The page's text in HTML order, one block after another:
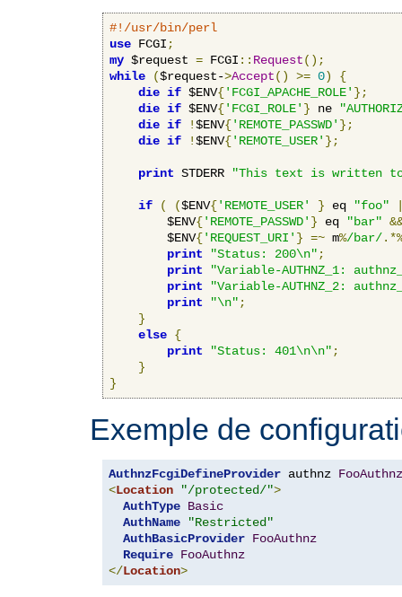
#!/usr/bin/perl
use FCGI ;
my $request = FCGI :: Request();
while
($request->Accept() >= 0)
{
die if $ENV{'FCGI_APACHE_ROLE' };
die if $ENV{'FCGI_ROLE' } ne
die if !$ENV{'REMOTE_PASSWD' };
die if !$ENV{'REMOTE_USER' };
print STDERR "This text is written
if ( ($ENV{'REMOTE_USER' } eq "foo"
        $ENV
{'REMOTE_PASSWD' } eq "bar"
        $ENV
{'REQUEST_URI' } =~ m%/bar/
print
"Status: 200\n" ;
print
"Variable-AUTHNZ_1:
print
"Variable-AUTHNZ_2:
print
"\n" ;
}
else {
print
"Status: 401\n\n" ;
}
}
Exemple de
AuthnzFcgiDefineProvider authnz FooAuthnz
<Location "/protected/">
AuthType Basic
AuthName
"Restricted"
AuthBasicProvider FooAuthnz
Require FooAuthnz
</Location>